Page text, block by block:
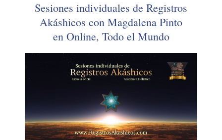
Sesiones individuales de Registros
Akáshicos con Magdalena Pinto
en Online, Todo el Mundo